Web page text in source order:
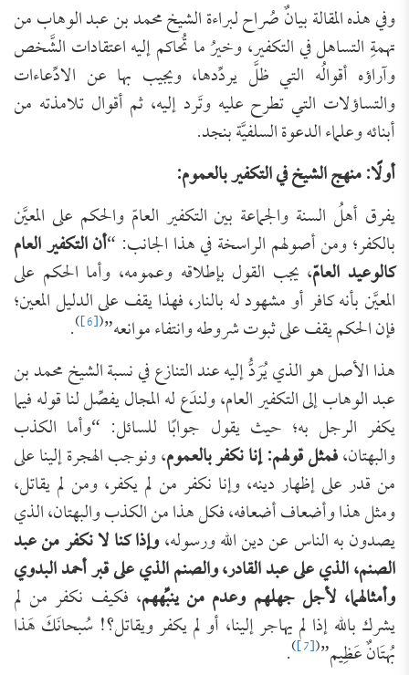
وفي هذه المقالة بيانٌ صُراح لبراءة الشيخ محمد بن عبد الوهاب من
تهمةِ التساهل في التكفير، وخيرُ ما تُحاكم إليه اعتقادات الشَّخص
وآراؤه أقوالُه التي ظلَّ يردِّدها، ويجيب بها عن الادِّعاءات
والتساؤلات التي تطرح عليه وتَرد إليه، ثم أقوال تلامذته من
أبنائه وعلماء الدعوة السلفيَّة بنجد.
أولًا: منهج الشيخ في التكفير بالعموم:
يفرق أهلُ السنة والجماعة بين التكفير العامّ والحكم على المعيَّن
بالكفر؛ ومن أصولهم الراسخة في هذا الجانب: “أن التكفير العام
كالوعيد العامّ، يجب القول بإطلاقه وعمومه، وأما الحكم على
المعيَّن بأنه كافر أو مشهود له بالنار، فهذا يقف على الدليل المعين؛
فإن الحكم يقف على ثبوت شروطه وانتفاء موانعه”(
[6]
)
.
هذا الأصل هو الذي يُرَدُّ إليه عند التنازع في نسبة الشيخ محمد بن
عبد الوهاب إلى التكفير العام، ولندَع له المجال يفصِّل لنا قوله فيما
يكفر الرجل به؛ حيث يقول جوابًا للسائل: “وأما الكذب
والبهتان،فمثل قولهم: إنا نكفر بالعموم، ونوجب الهجرة إلينا على
من قدر على إظهار دينه، وإنا نكفر من لم يكفر، ومن لم يقاتل،
ومثل هذا وأضعاف أضعافه، فكل هذا من الكذب والبهتان، الذي
يصدون به الناس عن دين الله ورسوله،وإذا كنا لا نكفر من عبد
الصنم، الذي على عبد القادر، والصنم الذي على قبر أحمد البدوي
وأمثالهما، لأجل جهلهم وعدم من ينبِّههم، فكيف نكفر من لم
يشرك بالله إذا لم يهاجر إلينا، أو لم يكفر ويقاتل؟! سُبحانَكَ هَذا
بُهتَانٌ عَظِيم”(
[7]
)
.